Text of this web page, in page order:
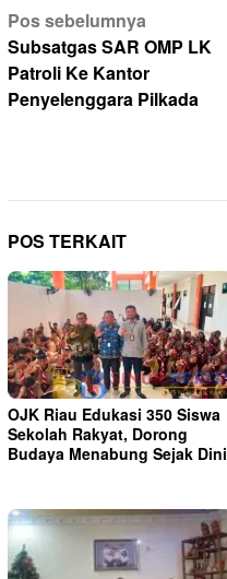
Navigasi
pos
Pos sebelumnya
Subsatgas SAR OMP LK
Patroli Ke Kantor
Penyelenggara Pilkada
POS TERKAIT
OJK Riau Edukasi 350 Siswa
Sekolah Rakyat, Dorong
Budaya Menabung Sejak Dini